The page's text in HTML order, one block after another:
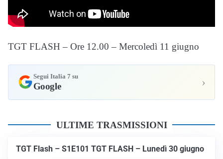
TGT FLASH – Ore 12.00 – Mercoledì 11 giugno
Segui Italia 7 su
Google ›
ULTIME TRASMISSIONI
TGT Flash – S1E101 TGT FLASH – Lunedì 30 giugno